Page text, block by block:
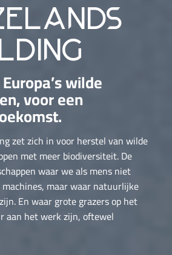
wilde
voor een
zet zich in voor herstel van wilde
met meer biodiversiteit. De
waar we als mens niet
maar waar natuurlijke
En waar grote grazers op het
aan het werk zijn, oftewel